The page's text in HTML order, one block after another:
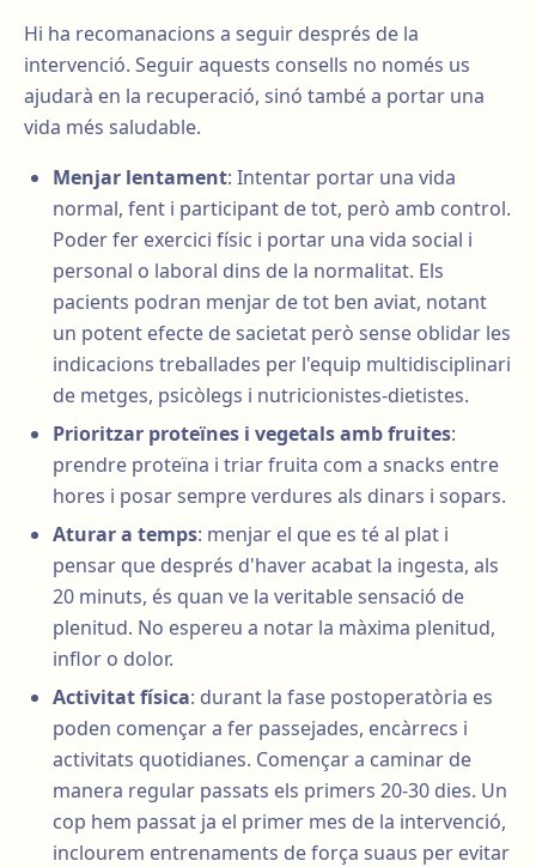
Hi ha recomanacions a seguir després de la
intervenció. Seguir aquests consells no només us
ajudarà en la recuperació, sinó també a portar una
vida més saludable.
Menjar lentament: Intentar portar una vida
normal, fent i participant de tot, però amb control.
Poder fer exercici físic i portar una vida social i
personal o laboral dins de la normalitat. Els
pacients podran menjar de tot ben aviat, notant
un potent efecte de sacietat però sense oblidar les
indicacions treballades per l'equip multidisciplinari
de metges, psicòlegs i nutricionistes-dietistes.
Prioritzar proteïnes i vegetals amb fruites:
prendre proteïna i triar fruita com a snacks entre
hores i posar sempre verdures als dinars i sopars.
Aturar a temps: menjar el que es té al plat i
pensar que després d'haver acabat la ingesta, als
20 minuts, és quan ve la veritable sensació de
plenitud. No espereu a notar la màxima plenitud,
inflor o dolor.
Activitat física: durant la fase postoperatòria es
poden començar a fer passejades, encàrrecs i
activitats quotidianes. Començar a caminar de
manera regular passats els primers 20-30 dies. Un
cop hem passat ja el primer mes de la intervenció,
inclourem entrenaments de força suaus per evitar